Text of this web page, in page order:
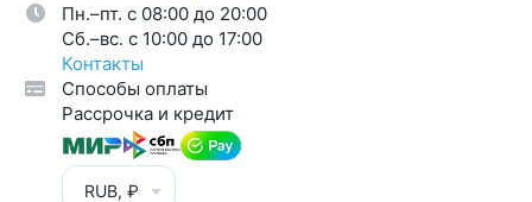
Пн.–пт. с 08:00 до 20:00
Cб.–вс. с 10:00 до 17:00
Контакты
Способы оплаты
Рассрочка и кредит
RUB, ₽